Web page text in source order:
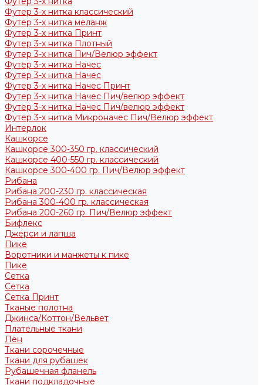
Футер 3-х нитка классический
Футер 3-х нитка меланж
Футер 3-х нитка Принт
Футер 3-х нитка Плотный
Футер 3-х нитка Пич/Велюр эффект
Футер 3-х нитка Начес
Футер 3-х нитка Начес
Футер 3-х нитка Начес Принт
Футер 3-х нитка Начес Пич/велюр эффект
Футер 3-х нитка Начес Пич/велюр эффект
Футер 3-х нитка Микроначес Пич/Велюр эффект
Интерлок
Кашкорсе
Кашкорсе 300-350 гр. классический
Кашкорсе 400-550 гр. классический
Кашкорсе 300-400 гр. Пич/Велюр эффект
Рибана
Рибана 200-230 гр. классическая
Рибана 300-400 гр. классическая
Рибана 200-260 гр. Пич/Велюр эффект
Бифлекс
Джерси и лапша
Пике
Воротники и манжеты к пике
Пике
Сетка
Сетка
Сетка Принт
Тканые полотна
Джинса/Коттон/Вельвет
Плательные ткани
Лён
Ткани сорочечные
Ткани для рубашек
Рубашечная фланель
Ткани подкладочные